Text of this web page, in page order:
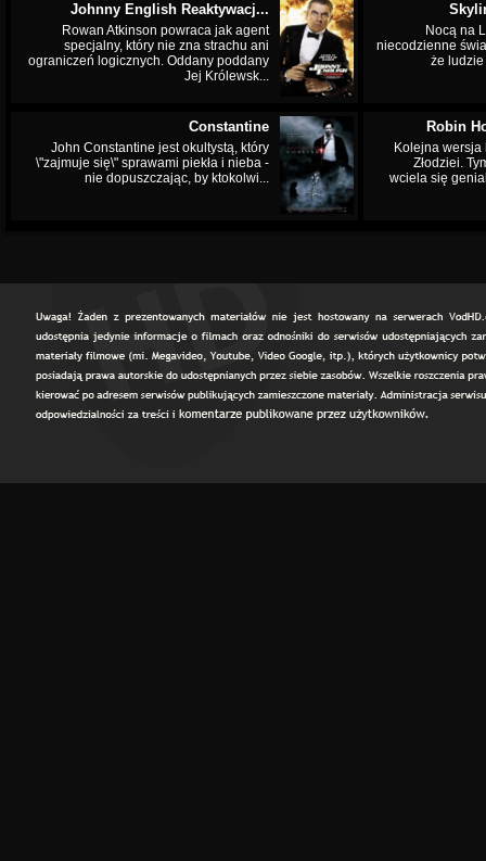
Johnny English Reaktywacj...
Rowan Atkinson powraca jak agent
specjalny, który nie zna strachu ani
ograniczeń logicznych. Oddany poddany
Jej Królewsk...
Nocą na
niecodzienne
że
Constantine
John Constantine jest okultystą, który
\"zajmuje się\" sprawami piekła i nieba -
nie dopuszczając, by ktokolwi...
Robin
Kolejna wersja
Złodziei.
wciela się